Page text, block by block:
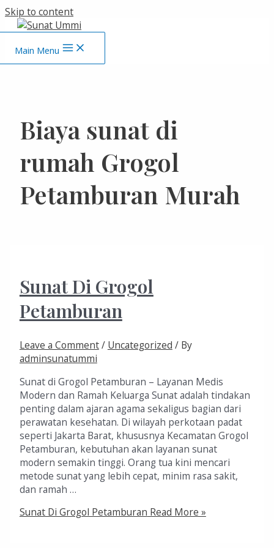
Skip to content
Main Menu
Biaya sunat di
rumah Grogol
Petamburan Murah
Sunat Di Grogol
Petamburan
Leave a Comment/ Uncategorized / By
adminsunatummi
Sunat di Grogol Petamburan – Layanan Medis
Modern dan Ramah Keluarga Sunat adalah tindakan
penting dalam ajaran agama sekaligus bagian dari
perawatan kesehatan. Di wilayah perkotaan padat
seperti Jakarta Barat, khususnya Kecamatan Grogol
Petamburan, kebutuhan akan layanan sunat
modern semakin tinggi. Orang tua kini mencari
metode sunat yang lebih cepat, minim rasa sakit,
dan ramah …
Sunat Di Grogol Petamburan Read More »